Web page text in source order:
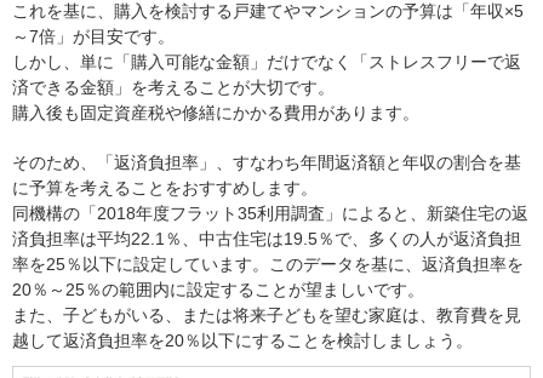
これを基に、購入を検討する戸建てやマンションの予算は「年収×5
～7倍」が目安です。
しかし、単に「購入可能な金額」だけでなく「ストレスフリーで返
済できる金額」を考えることが大切です。
購入後も固定資産税や修繕にかかる費用があります。
そのため、「返済負担率」、すなわち年間返済額と年収の割合を基
に予算を考えることをおすすめします。
同機構の「2018年度フラット35利用調査」によると、新築住宅の返
済負担率は平均22.1％、中古住宅は19.5％で、多くの人が返済負担
率を25％以下に設定しています。このデータを基に、返済負担率を
20％～25％の範囲内に設定することが望ましいです。
また、子どもがいる、または将来子どもを望む家庭は、教育費を見
越して返済負担率を20％以下にすることを検討しましょう。